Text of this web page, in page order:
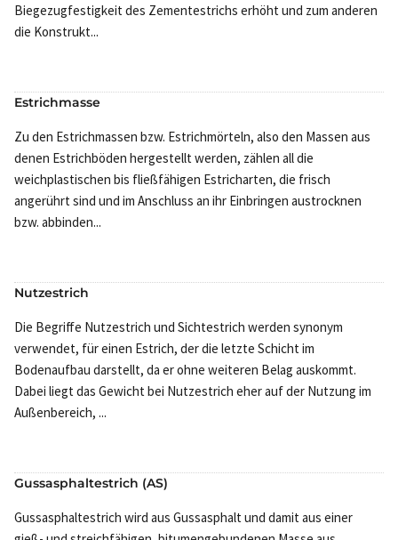
Biegezugfestigkeit des Zementestrichs erhöht und zum anderen
die Konstrukt...
Estrichmasse
Zu den Estrichmassen bzw. Estrichmörteln, also den Massen aus
denen Estrichböden hergestellt werden, zählen all die
weichplastischen bis fließfähigen Estricharten, die frisch
angerührt sind und im Anschluss an ihr Einbringen austrocknen
bzw. abbinden...
Nutzestrich
Die Begriffe Nutzestrich und Sichtestrich werden synonym
verwendet, für einen Estrich, der die letzte Schicht im
Bodenaufbau darstellt, da er ohne weiteren Belag auskommt.
Dabei liegt das Gewicht bei Nutzestrich eher auf der Nutzung im
Außenbereich, ...
Gussasphaltestrich (AS)
Gussasphaltestrich wird aus Gussasphalt und damit aus einer